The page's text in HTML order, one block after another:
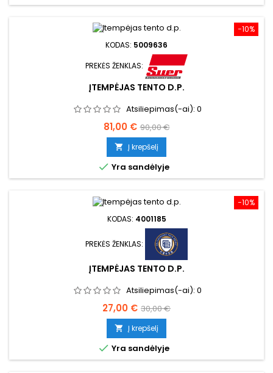
−10%
KODAS: 5009636
PREKĖS ŽENKLAS:
ĮTEMPĖJAS TENTO D.P.
Atsiliepimas(-ai): 0
Kaina
81,00 € Bazinė
kaina
90,00 €
 Į krepšelį
 Yra sandėlyje
−10%
KODAS: 4001185
PREKĖS ŽENKLAS:
ĮTEMPĖJAS TENTO D.P.
Atsiliepimas(-ai): 0
Kaina
27,00 € Bazinė
kaina
30,00 €
 Į krepšelį
 Yra sandėlyje